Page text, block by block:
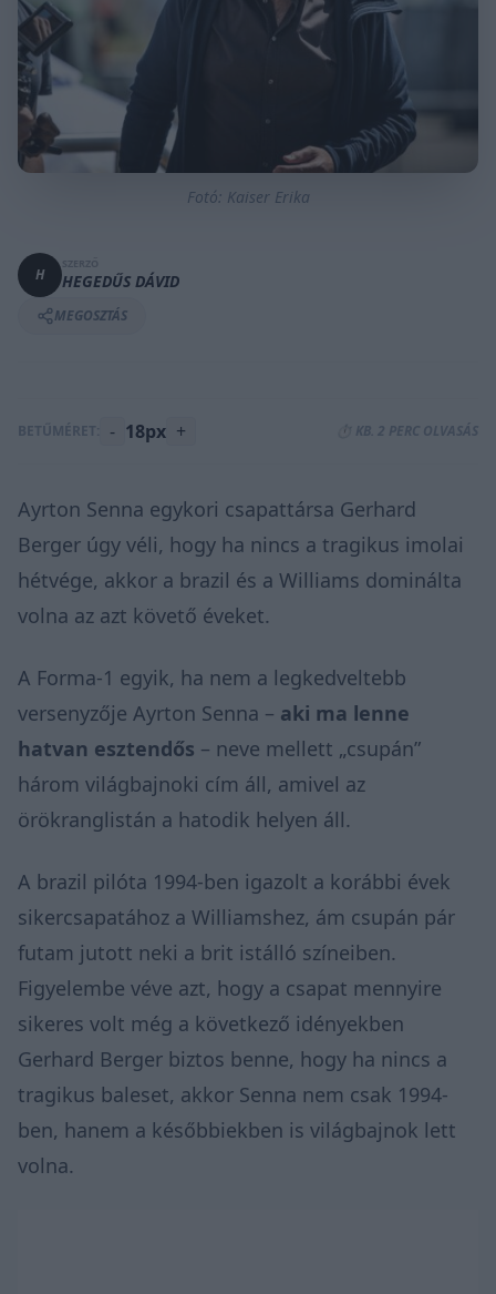
Fotó: Kaiser Erika
H HEGEDŰS DÁVID
MEGOSZTÁS
BETŰMÉRET: - 18px + ⏱️ KB. 2 PERC OLVASÁS
Ayrton Senna egykori csapattársa Gerhard
Berger úgy véli, hogy ha nincs a tragikus imolai
hétvége, akkor a brazil és a Williams dominálta
volna az azt követő éveket.
A Forma-1 egyik, ha nem a legkedveltebb
versenyzője Ayrton Senna – aki ma lenne
hatvan esztendős – neve mellett „csupán”
három világbajnoki cím áll, amivel az
örökranglistán a hatodik helyen áll.
A brazil pilóta 1994-ben igazolt a korábbi évek
sikercsapatához a Williamshez, ám csupán pár
futam jutott neki a brit istálló színeiben.
Figyelembe véve azt, hogy a csapat mennyire
sikeres volt még a következő idényekben
Gerhard Berger biztos benne, hogy ha nincs a
tragikus baleset, akkor Senna nem csak 1994-
ben, hanem a későbbiekben is világbajnok lett
volna.